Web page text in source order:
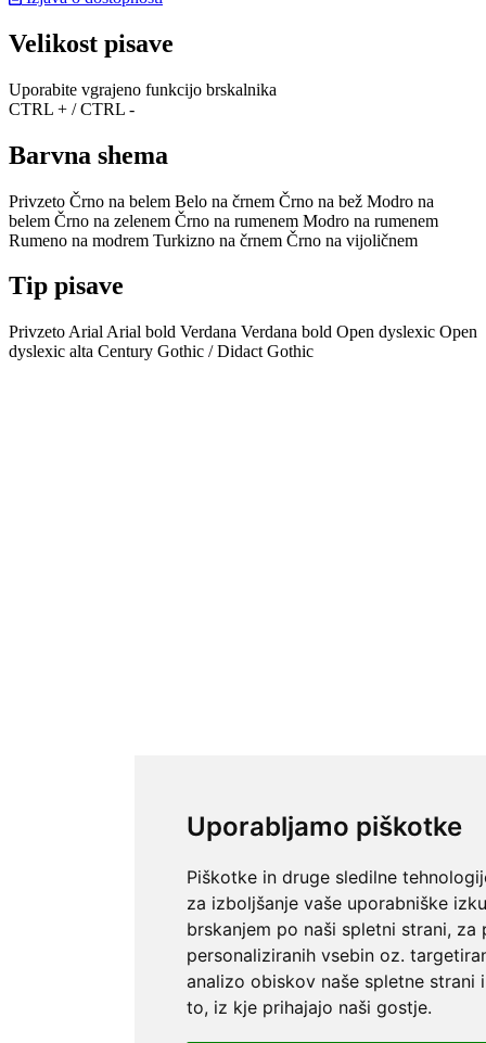
Uporabljamo piškotke
Piškotke in druge sledilne
za izboljšanje vaše uporabniške
brskanjem po naši spletni strani, za
personaliziranih vsebin oz.
analizo obiskov naše spletne strani
to, iz kje prihajajo naši gostje.
Velikost pisave
Uporabite vgrajeno funkcijo brskalnika
CTRL + / CTRL -
Barvna shema
Privzeto Črno na belem Belo na črnem Črno na bež Modro na
belem Črno na zelenem Črno na rumenem Modro na rumenem
Rumeno na modrem Turkizno na črnem Črno na vijoličnem
Tip pisave
Privzeto Arial Arial bold Verdana Verdana bold Open dyslexic Open
dyslexic alta Century Gothic / Didact Gothic